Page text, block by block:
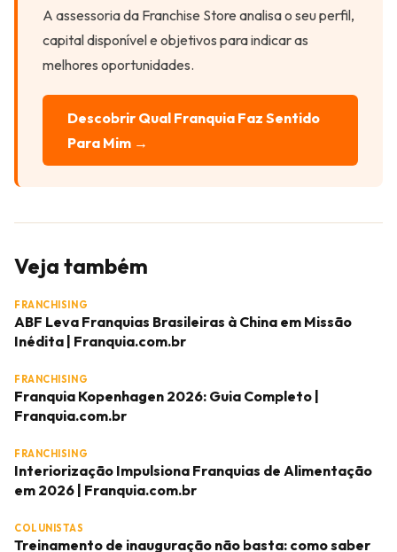
A assessoria da Franchise Store analisa o seu perfil,
capital disponível e objetivos para indicar as
melhores oportunidades.
Descobrir Qual Franquia Faz Sentido
Para Mim →
Veja também
FRANCHISING
ABF Leva Franquias Brasileiras à China em Missão
Inédita | Franquia.com.br
FRANCHISING
Franquia Kopenhagen 2026: Guia Completo |
Franquia.com.br
FRANCHISING
Interiorização Impulsiona Franquias de Alimentação
em 2026 | Franquia.com.br
COLUNISTAS
Treinamento de inauguração não basta: como saber